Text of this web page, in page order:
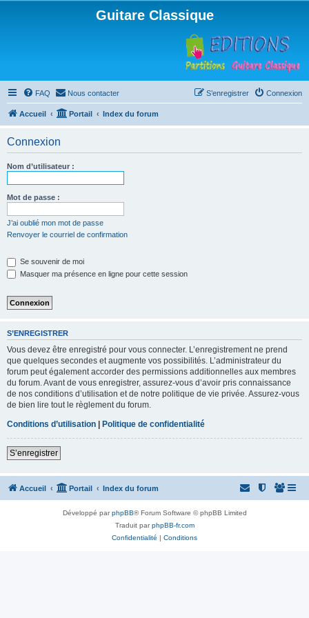
Guitare Classique
FAQ Nous contacter Connexion
S’enregistrer
Accueil Portail Index du forum
Connexion
Nom d’utilisateur :
Mot de passe :
J’ai oublié mon mot de passe
Renvoyer le courriel de confirmation
Se souvenir de moi
Masquer ma présence en ligne pour cette session
S’ENREGISTRER
Vous devez être enregistré pour vous connecter. L’enregistrement ne prend
que quelques secondes et augmente vos possibilités. L’administrateur du
forum peut également accorder des permissions additionnelles aux membres
du forum. Avant de vous enregistrer, assurez-vous d’avoir pris connaissance
de nos conditions d’utilisation et de notre politique de vie privée. Assurez-vous
de bien lire tout le règlement du forum.
Conditions d’utilisation | Politique de confidentialité
S’enregistrer
Accueil Portail Index du forum
Développé parphpBB® Forum Software © phpBB Limited
Traduit parphpBB-fr.com
Confidentialité | Conditions